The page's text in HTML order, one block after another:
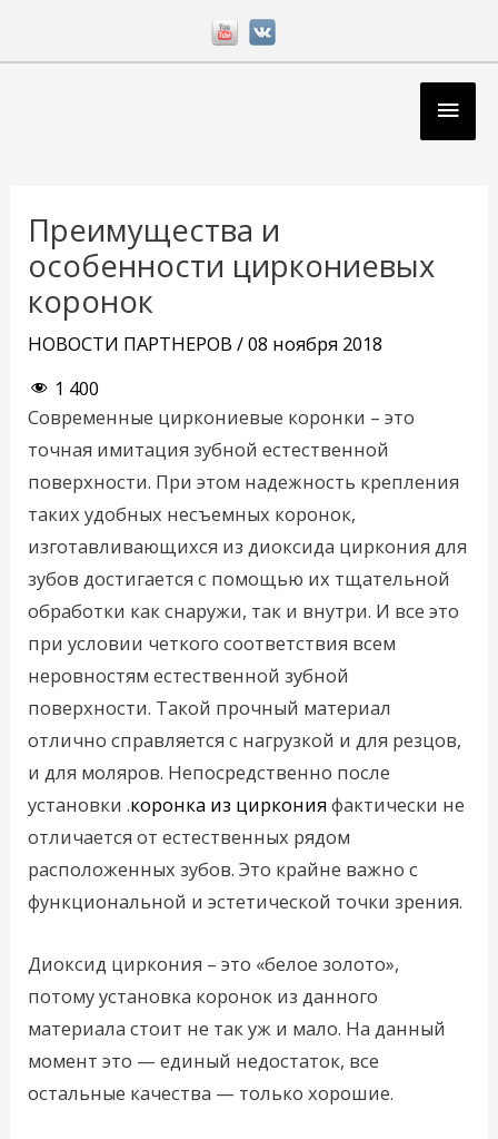
Преимущества и
особенности циркониевых
коронок
НОВОСТИ ПАРТНЕРОВ /08 ноября 2018
1 400
Современные циркониевые коронки – это
точная имитация зубной естественной
поверхности. При этом надежность крепления
таких удобных несъемных коронок,
изготавливающихся из диоксида циркония для
зубов достигается с помощью их тщательной
обработки как снаружи, так и внутри. И все это
при условии четкого соответствия всем
неровностям естественной зубной
поверхности. Такой прочный материал
отлично справляется с нагрузкой и для резцов,
и для моляров. Непосредственно после
установки .коронка из цирконияфактически не
отличается от естественных рядом
расположенных зубов. Это крайне важно с
функциональной и эстетической точки зрения.
Диоксид циркония – это «белое золото»,
потому установка коронок из данного
материала стоит не так уж и мало. На данный
момент это — единый недостаток, все
остальные качества — только хорошие.
записям